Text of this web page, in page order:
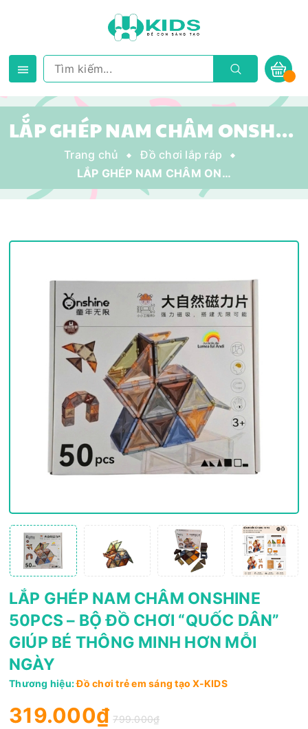
LẮP GHÉP NAM CHÂM ONSHINE 50PCS – BỘ ĐỒ CHƠI “QUỐC DÂN” GIÚP BÉ THÔNG MINH HƠN MỖI NGÀY
Trang chủ
Đồ chơi lắp ráp
LẮP GHÉP NAM CHÂM ONSHINE 50PCS – BỘ ĐỒ CHƠI “QUỐC DÂN” GIÚP BÉ THÔNG MINH HƠN MỖI NGÀY
LẮP GHÉP NAM CHÂM ONSHINE
50PCS – BỘ ĐỒ CHƠI “QUỐC DÂN”
GIÚP BÉ THÔNG MINH HƠN MỖI
NGÀY
Thương hiệu:Đồ chơi trẻ em sáng tạo X-KIDS
319.000₫ 799.000₫